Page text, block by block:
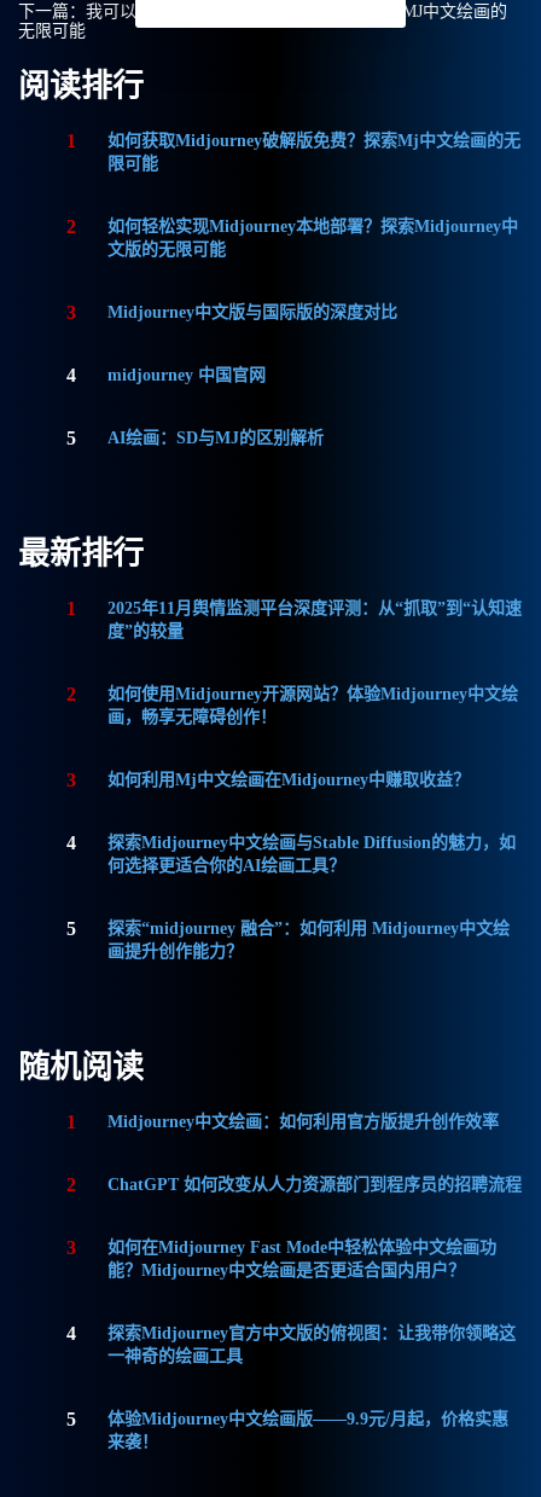
下一篇： 我可以免费使用Midjourney中文版吗？探索MJ中文绘画的
无限可能
阅读排行
1
如何获取Midjourney破解版免费？探索Mj中文绘画的无
限可能
2
如何轻松实现Midjourney本地部署？探索Midjourney中
文版的无限可能
3 Midjourney中文版与国际版的深度对比
4 midjourney 中国官网
5 AI绘画：SD与MJ的区别解析
最新排行
1
2025年11月舆情监测平台深度评测：从“抓取”到“认知速
度”的较量
2
如何使用Midjourney开源网站？体验Midjourney中文绘
画，畅享无障碍创作！
3 如何利用Mj中文绘画在Midjourney中赚取收益？
4
探索Midjourney中文绘画与Stable Diffusion的魅力，如
何选择更适合你的AI绘画工具？
5
探索“midjourney 融合”：如何利用 Midjourney中文绘
画提升创作能力？
随机阅读
1 Midjourney中文绘画：如何利用官方版提升创作效率
2 ChatGPT 如何改变从人力资源部门到程序员的招聘流程
3
如何在Midjourney Fast Mode中轻松体验中文绘画功
能？Midjourney中文绘画是否更适合国内用户？
4
探索Midjourney官方中文版的俯视图：让我带你领略这
一神奇的绘画工具
5
体验Midjourney中文绘画版——9.9元/月起，价格实惠
来袭！